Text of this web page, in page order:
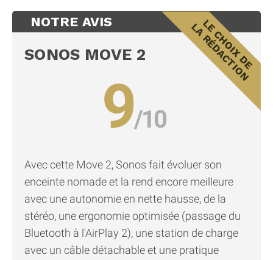
NOTRE AVIS
SONOS MOVE 2
9
Avec cette Move 2, Sonos fait évoluer son
enceinte nomade et la rend encore meilleure
avec une autonomie en nette hausse, de la
stéréo, une ergonomie optimisée (passage du
Bluetooth à l'AirPlay 2), une station de charge
avec un câble détachable et une pratique